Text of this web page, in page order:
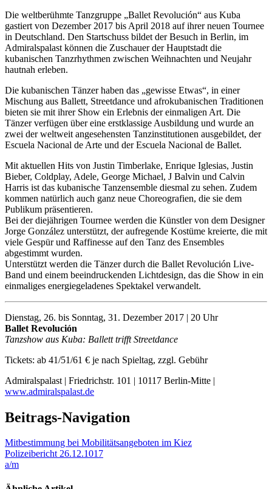
Die weltberühmte Tanzgruppe „Ballet Revolución“ aus Kuba
gastiert von Dezember 2017 bis April 2018 auf ihrer neuen Tournee
in Deutschland. Den Startschuss bildet der Besuch in Berlin, im
Admiralspalast können die Zuschauer der Hauptstadt die
kubanischen Tanzrhythmen zwischen Weihnachten und Neujahr
hautnah erleben.
Die kubanischen Tänzer haben das „gewisse Etwas“, in einer
Mischung aus Ballett, Streetdance und afrokubanischen Traditionen
bieten sie mit ihrer Show ein Erlebnis der einmaligen Art. Die
Tänzer verfügen über eine erstklassige Ausbildung und wurde an
zwei der weltweit angesehensten Tanzinstitutionen ausgebildet, der
Escuela Nacional de Arte und der Escuela Nacional de Ballet.
Mit aktuellen Hits von Justin Timberlake, Enrique Iglesias, Justin
Bieber, Coldplay, Adele, George Michael, J Balvin und Calvin
Harris ist das kubanische Tanzensemble diesmal zu sehen. Zudem
kommen natürlich auch ganz neue Choreografien, die sie dem
Publikum präsentieren.
Bei der diejährigen Tournee werden die Künstler von dem Designer
Jorge González unterstützt, der aufregende Kostüme kreierte, die mit
viele Gespür und Raffinesse auf den Tanz des Ensembles
abgestimmt wurden.
Unterstützt werden die Tänzer durch die Ballet Revolución Live-
Band und einem beeindruckenden Lichtdesign, das die Show in ein
einmaliges energiegeladenes Spektakel verwandelt.
Dienstag, 26. bis Sonntag, 31. Dezember 2017 | 20 Uhr
Ballet Revolución
Tanzshow aus Kuba: Ballett trifft Streetdance
Tickets: ab 41/51/61 € je nach Spieltag, zzgl. Gebühr
Admiralspalast | Friedrichstr. 101 | 10117 Berlin-Mitte |
www.admiralspalast.de
Beitrags-Navigation
Mitbestimmung bei Mobilitätsangeboten im Kiez
Polizeibericht 26.12.1017
a/m